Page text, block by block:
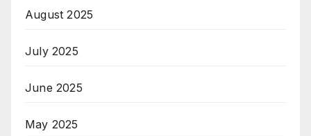
August 2025
July 2025
June 2025
May 2025